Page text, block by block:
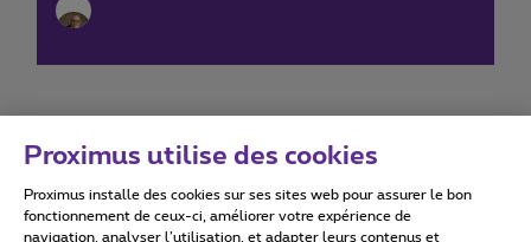
Conditions d'utilisation Accessibility statement
Proximus utilise des cookies
Proximus installe des cookies sur ses sites web pour assurer le bon
fonctionnement de ceux-ci, améliorer votre expérience de
navigation, analyser l’utilisation, et adapter leurs contenus et